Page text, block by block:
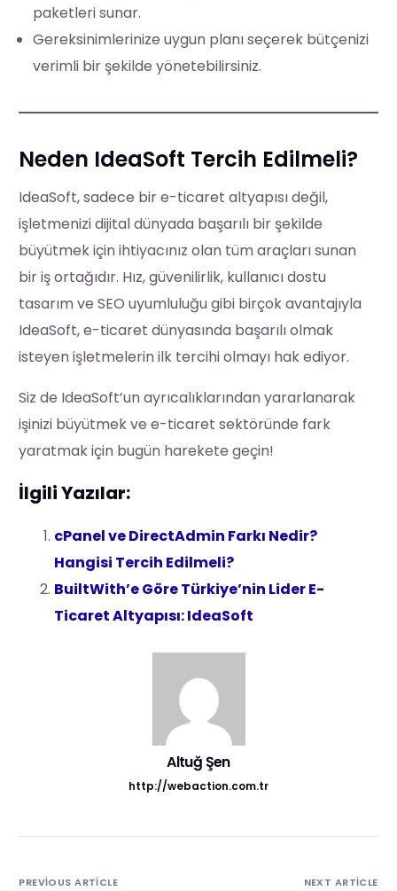
paketleri sunar.
Gereksinimlerinize uygun planı seçerek bütçenizi
verimli bir şekilde yönetebilirsiniz.
Neden IdeaSoft Tercih Edilmeli?
IdeaSoft, sadece bir e-ticaret altyapısı değil,
işletmenizi dijital dünyada başarılı bir şekilde
büyütmek için ihtiyacınız olan tüm araçları sunan
bir iş ortağıdır. Hız, güvenilirlik, kullanıcı dostu
tasarım ve SEO uyumluluğu gibi birçok avantajıyla
IdeaSoft, e-ticaret dünyasında başarılı olmak
isteyen işletmelerin ilk tercihi olmayı hak ediyor.
Siz de IdeaSoft’un ayrıcalıklarından yararlanarak
işinizi büyütmek ve e-ticaret sektöründe fark
yaratmak için bugün harekete geçin!
İlgili Yazılar:
cPanel ve DirectAdmin Farkı Nedir?
Hangisi Tercih Edilmeli?
BuiltWith’e Göre Türkiye’nin Lider E-
Ticaret Altyapısı: IdeaSoft
Altuğ Şen
http://webaction.com.tr
PREVIOUS ARTICLE NEXT ARTICLE